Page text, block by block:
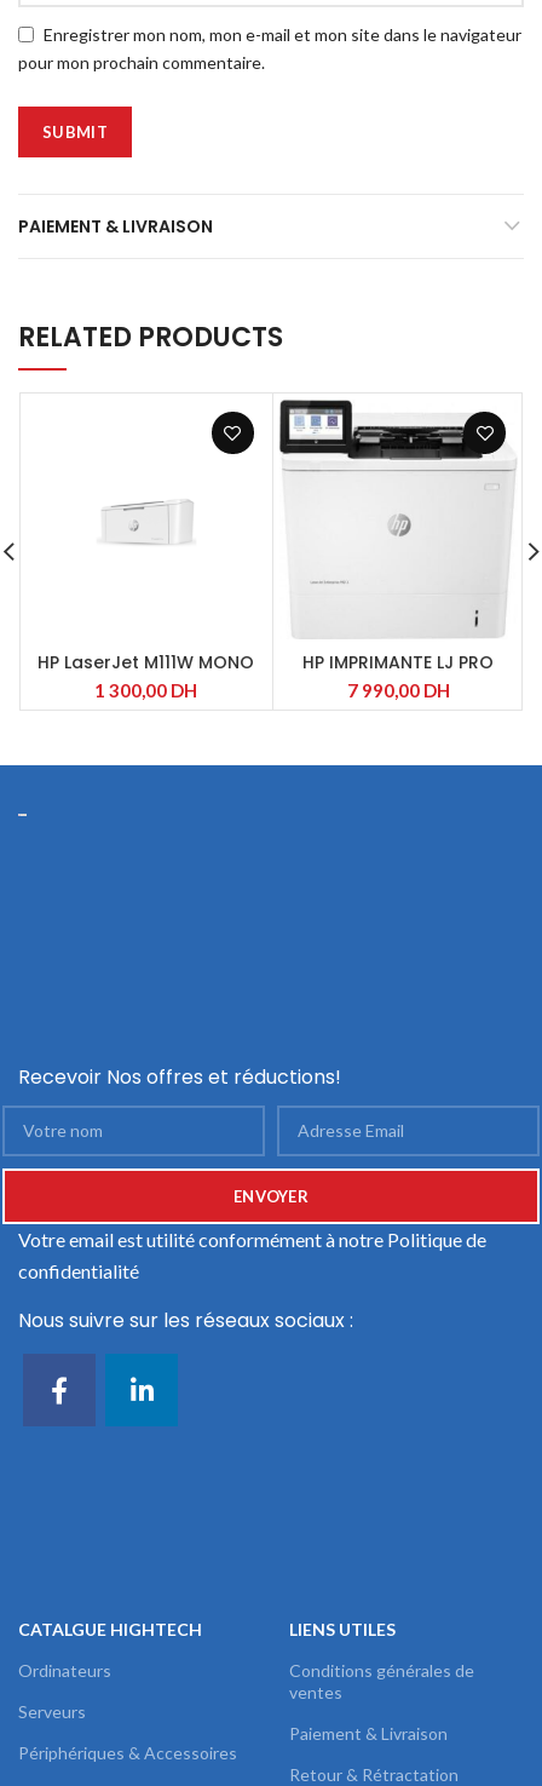
Enregistrer mon nom, mon e-mail et mon site dans le navigateur
pour mon prochain commentaire.
PAIEMENT & LIVRAISON
RELATED PRODUCTS
HP LaserJet M111W MONO
SFP
1 300,00 DH
HP IMPRIMANTE LJ PRO
M612dn
7 990,00 DH
Recevoir Nos offres et réductions!
Votre email est utilité conformément à notre Politique de
confidentialité
Nous suivre sur les réseaux sociaux :
CATALGUE HIGHTECH
Ordinateurs
Serveurs
Périphériques & Accessoires
LIENS UTILES
Conditions générales de
ventes
Paiement & Livraison
Retour & Rétractation